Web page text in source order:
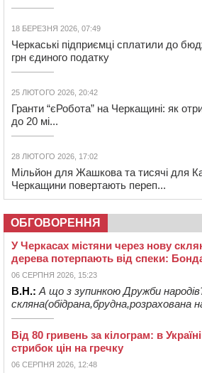
18 БЕРЕЗНЯ 2026, 07:49
Черкаські підприємці сплатили до
грн єдиного податку
25 ЛЮТОГО 2026, 20:42
Гранти “єРобота” на Черкащині: як
до 20 мі...
28 ЛЮТОГО 2026, 17:02
Мільйон для Жашкова та тисячі для
Черкащини повертають переп...
ОБГОВОРЕННЯ
У Черкасах містяни через нову
дерева потерпають від спеки:
06 СЕРПНЯ 2026, 15:23
В.Н.: А що з зупинкою Дружби
скляна(обідрана,брудна,розрахована
Від 80 гривень за кілограм: в
стрибок цін на гречку
06 СЕРПНЯ 2026, 12:48